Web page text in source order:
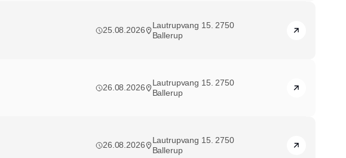
25.08.2026
Lautrupvang 15. 2750
Ballerup
26.08.2026
Lautrupvang 15. 2750
Ballerup
26.08.2026
Lautrupvang 15. 2750
Ballerup